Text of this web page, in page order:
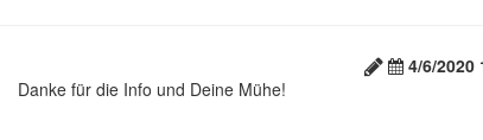
4/6/2020
Danke für die Info und Deine Mühe!